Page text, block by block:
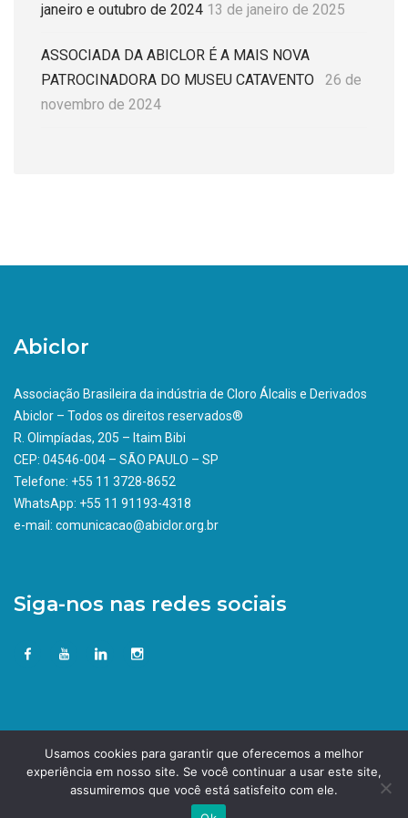
janeiro e outubro de 2024 13 de janeiro de 2025
ASSOCIADA DA ABICLOR É A MAIS NOVA
PATROCINADORA DO MUSEU CATAVENTO
26 de
novembro de 2024
Abiclor
Associação Brasileira da indústria de Cloro Álcalis e Derivados
Abiclor – Todos os direitos reservados®
R. Olimpíadas, 205 – Itaim Bibi
CEP: 04546-004 – SÃO PAULO – SP
Telefone: +55 11 3728-8652
WhatsApp: +55 11 91193-4318
e-mail: comunicacao@abiclor.org.br
Siga-nos nas redes sociais
Usamos cookies para garantir que oferecemos a melhor
experiência em nosso site. Se você continuar a usar este site,
assumiremos que você está satisfeito com ele.